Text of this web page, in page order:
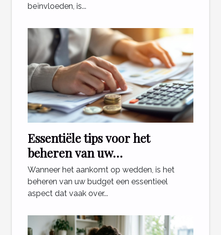
beïnvloeden, is...
Essentiële tips voor het
beheren van uw
weddenschapsbudget
Wanneer het aankomt op wedden, is het
beheren van uw budget een essentieel
aspect dat vaak over...